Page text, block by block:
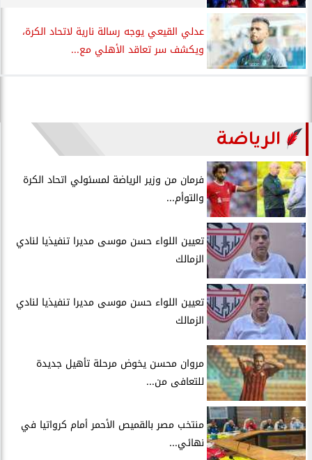
عدلي القيعي يوجه رسالة نارية لاتحاد الكرة،
ويكشف سر تعاقد الأهلي مع...
الرياضة
فرمان من وزير الرياضة لمسئولي اتحاد الكرة
والتوأم...
تعيين اللواء حسن موسى مديرا تنفيذيا لنادي
الزمالك
تعيين اللواء حسن موسى مديرا تنفيذيا لنادي
الزمالك
مروان محسن يخوض مرحلة تأهيل جديدة
للتعافى من...
منتخب مصر بالقميص الأحمر أمام كرواتيا في
نهائي...